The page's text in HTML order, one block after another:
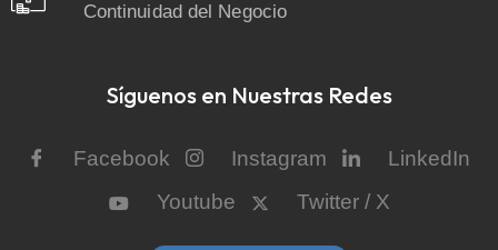
Continuidad del Negocio
Síguenos en Nuestras Redes
Facebook Instagram
LinkedIn
Youtube
Twitter / X